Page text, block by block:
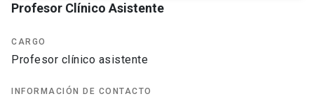
Profesor Clínico Asistente
CARGO
profesor clínico asistente
INFORMACIÓN DE CONTACTO